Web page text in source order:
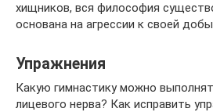
хищников, вся философия
основана на агрессии к своей
Упражнения
Какую гимнастику можно
лицевого нерва? Как исправить